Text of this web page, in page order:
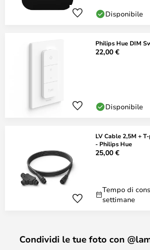
Disponibile
Philips Hue DIM
22,00 €
Disponibile
LV Cable 2,5M +
- Philips Hue
25,00 €
Tempo di
settimane
Condividi le tue foto con